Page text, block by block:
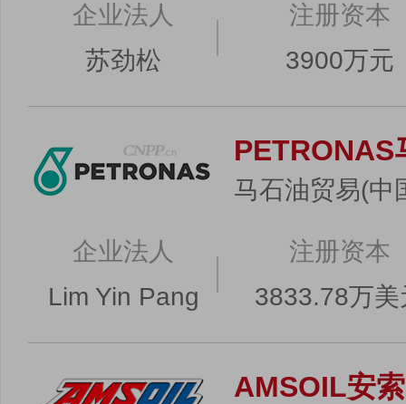
企业法人
苏劲松
注册资本
3900万元
PETRONAS
马石油贸易(中
企业法人
Lim Yin Pang
注册资本
3833.78万美
AMSOIL安索